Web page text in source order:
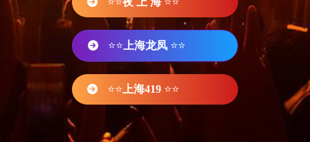
⭐⭐ 上海龙凤 ⭐⭐
⭐⭐ 上海419 ⭐⭐